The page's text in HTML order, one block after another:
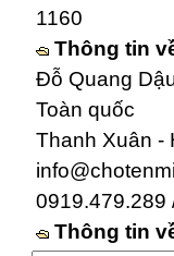
1160
Thông tin
Đỗ Quang
Toàn quốc
Thanh Xuân -
0919.479.289
Thông tin